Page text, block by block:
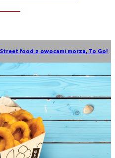
Street food z owocami morza, To Go!